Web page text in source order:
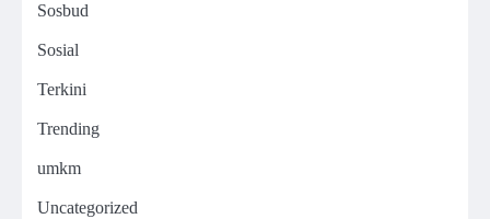
Sosbud
Sosial
Terkini
Trending
umkm
Uncategorized